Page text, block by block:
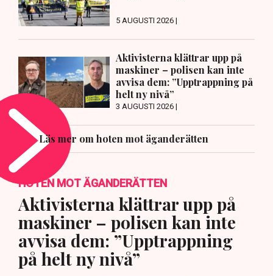
5 AUGUSTI 2026 |
Aktivisterna klättrar upp på
maskiner – polisen kan inte
avvisa dem: ”Upptrappning på
helt ny nivå”
3 AUGUSTI 2026 |
Läs mer om hoten mot äganderätten
HOTEN MOT ÄGANDERÄTTEN
Aktivisterna klättrar upp på
maskiner – polisen kan inte
avvisa dem: ”Upptrappning
på helt ny nivå”